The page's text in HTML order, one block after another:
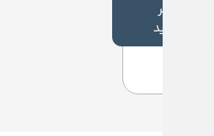
نظر
جدید